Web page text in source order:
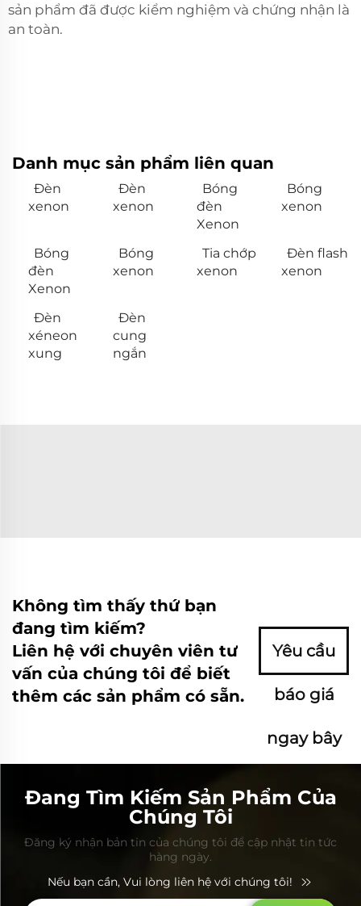
sản phẩm đã được kiểm nghiệm và chứng nhận là
an toàn.
Danh mục sản phẩm liên quan
Đèn
xenon
Đèn
xenon
Bóng
đèn
Xenon
Bóng
xenon
Bóng
đèn
Xenon
Bóng
xenon
Tia chớp
xenon
Đèn flash
xenon
Đèn
xéneon
xung
Đèn
cung
ngắn
Không tìm thấy thứ bạn
đang tìm kiếm?
Liên hệ với chuyên viên tư
vấn của chúng tôi để biết
thêm các sản phẩm có sẵn.
Yêu cầu
báo giá
ngay bây
Đang Tìm Kiếm Sản Phẩm Của
Chúng Tôi
Đăng ký nhận bản tin của chúng tôi để cập nhật tin tức
hàng ngày.
Nếu bạn cần, Vui lòng liên hệ với chúng tôi!